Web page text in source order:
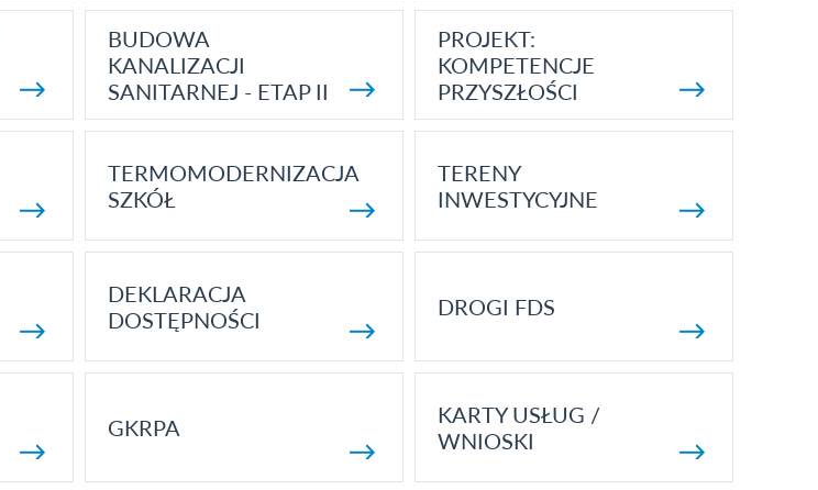
BUDOWA
KANALIZACJI
SANITARNEJ - ETAP II
PROJEKT:
KOMPETENCJE
PRZYSZŁOŚCI
TERMOMODERNIZACJA
SZKÓŁ
TERENY
INWESTYCYJNE
DEKLARACJA
DOSTĘPNOŚCI
DROGI FDS
GKRPA
KARTY USŁUG /
WNIOSKI